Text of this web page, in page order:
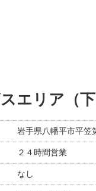
エリア（
岩手県八幡平市平笠
２４時間営業
なし